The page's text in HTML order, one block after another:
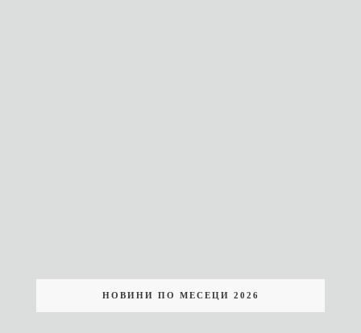
НОВИНИ ПО МЕСЕЦИ 2026